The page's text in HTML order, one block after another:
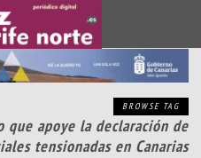
BROWSE TAG
que apoye la declaración de
tensionadas en Canarias